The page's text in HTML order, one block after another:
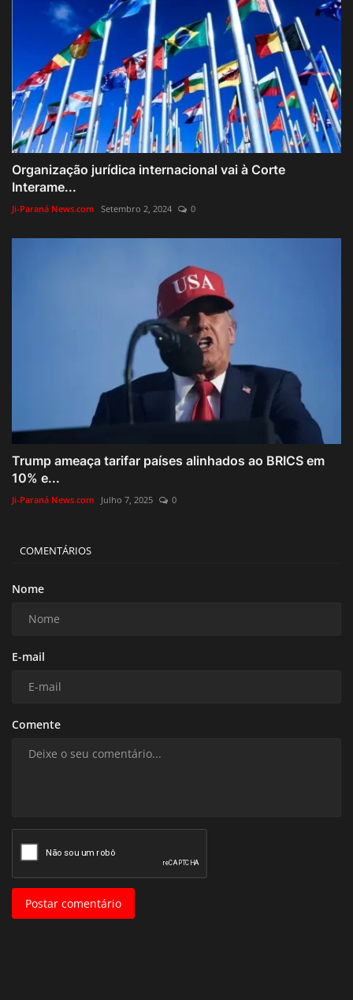
Organização jurídica internacional vai à Corte
Interame...
Ji-Paraná News.com Setembro 2, 2024 0
Trump ameaça tarifar países alinhados ao BRICS em
10% e...
Ji-Paraná News.com Julho 7, 2025 0
COMENTÁRIOS
Nome
E-mail
Comente
Postar comentário